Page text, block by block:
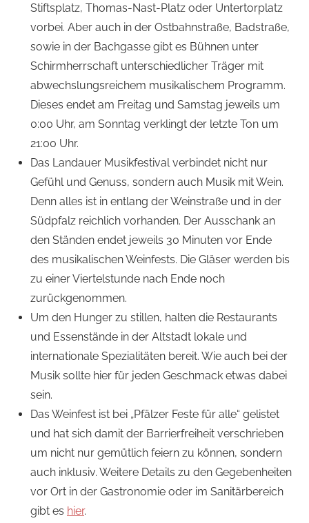
Stiftsplatz, Thomas-Nast-Platz oder Untertorplatz
vorbei. Aber auch in der Ostbahnstraße, Badstraße,
sowie in der Bachgasse gibt es Bühnen unter
Schirmherrschaft unterschiedlicher Träger mit
abwechslungsreichem musikalischem Programm.
Dieses endet am Freitag und Samstag jeweils um
0:00 Uhr, am Sonntag verklingt der letzte Ton um
21:00 Uhr.
Das Landauer Musikfestival verbindet nicht nur
Gefühl und Genuss, sondern auch Musik mit Wein.
Denn alles ist in entlang der Weinstraße und in der
Südpfalz reichlich vorhanden. Der Ausschank an
den Ständen endet jeweils 30 Minuten vor Ende
des musikalischen Weinfests. Die Gläser werden bis
zu einer Viertelstunde nach Ende noch
zurückgenommen.
Um den Hunger zu stillen, halten die Restaurants
und Essenstände in der Altstadt lokale und
internationale Spezialitäten bereit. Wie auch bei der
Musik sollte hier für jeden Geschmack etwas dabei
sein.
Das Weinfest ist bei „Pfälzer Feste für alle“ gelistet
und hat sich damit der Barrierfreiheit verschrieben
um nicht nur gemütlich feiern zu können, sondern
auch inklusiv. Weitere Details zu den Gegebenheiten
vor Ort in der Gastronomie oder im Sanitärbereich
gibt es hier.